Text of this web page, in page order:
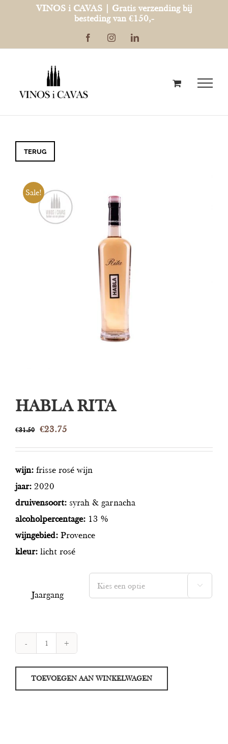
VINOS i CAVAS | Gratis verzending bij
besteding van €150,-
FacebookInstagramLinkedIn
TERUG
Sale!
HABLA RITA
€31.50
Oorspronkelijke
prijs
€23.75
prijs
€23.75.
wijn: frisse rosé wijn
jaar: 2020
druivensoort: syrah & garnacha
alcoholpercentage: 13 %
wijngebied: Provence
kleur: licht rosé
Jaargang

Rita
aantal
TOEVOEGEN AAN WINKELWAGEN